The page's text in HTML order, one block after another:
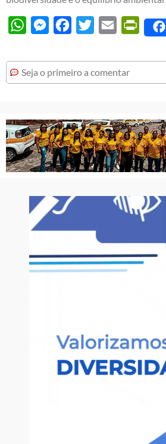
WhatsAppMessengerFacebook
Twitter Email
Seja o primeiro a comentar